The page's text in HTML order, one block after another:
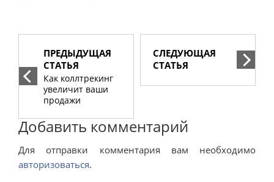
ПРЕДЫДУЩАЯ
СТАТЬЯ
Как коллтрекинг
увеличит ваши
продажи
СЛЕДУЮЩАЯ
СТАТЬЯ
Добавить комментарий
Для отправки комментария вам необходимо
авторизоваться.